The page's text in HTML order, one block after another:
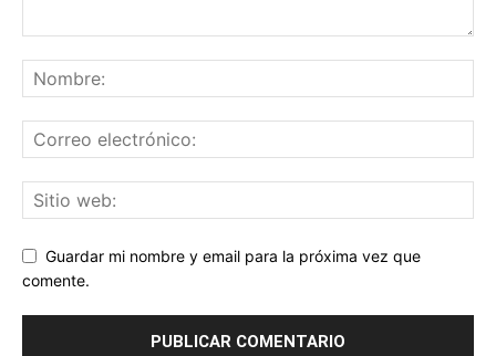
Guardar mi nombre y email para la próxima vez que
comente.